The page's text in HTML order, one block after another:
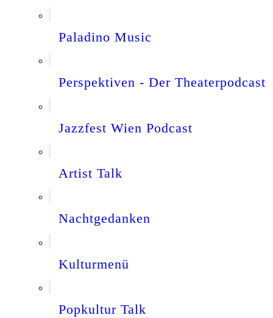
Paladino Music
Perspektiven - Der Theaterpodcast
Jazzfest Wien Podcast
Artist Talk
Nachtgedanken
Kulturmenü
Popkultur Talk